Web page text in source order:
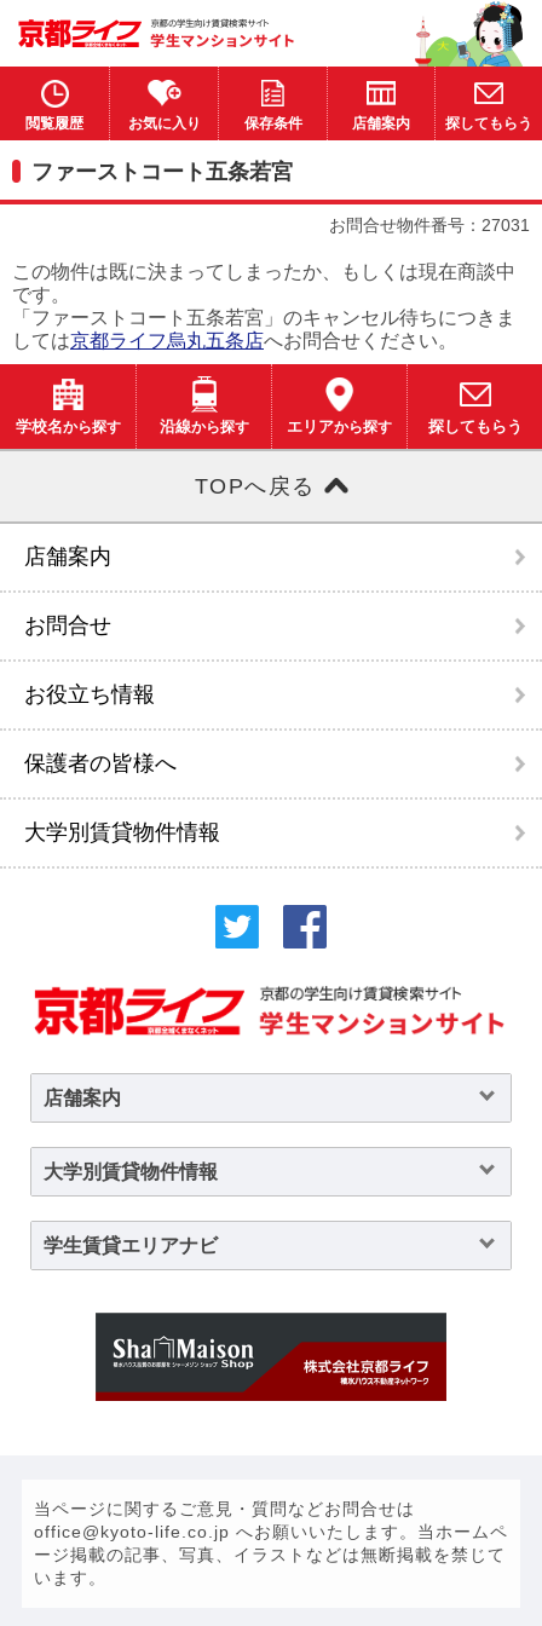
閲覧履歴 お気に入り 保存条件 店舗案内 探してもらう
ファーストコート五条若宮
お問合せ物件番号：27031
この物件は既に決まってしまったか、もしくは現在商談中
です。
「ファーストコート五条若宮」のキャンセル待ちにつきま
しては京都ライフ烏丸五条店へお問合せください。
学校名から探す 沿線から探す エリアから探す 探してもらう
TOPへ戻る
店舗案内
お問合せ
お役立ち情報
保護者の皆様へ
大学別賃貸物件情報
店舗案内
大学別賃貸物件情報
学生賃貸エリアナビ
当ページに関するご意見・質問などお問合せは
office@kyoto-life.co.jp へお願いいたします。当ホームペ
ージ掲載の記事、写真、イラストなどは無断掲載を禁じて
います。